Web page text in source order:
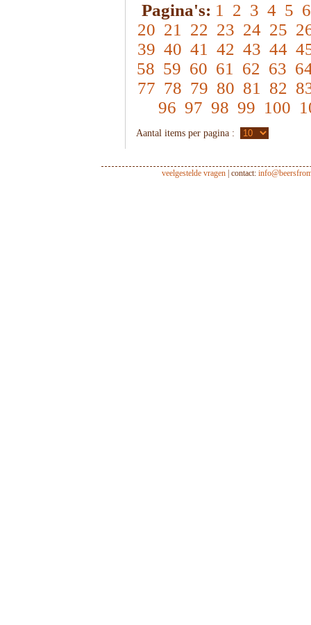
Pagina's: 1 2 3 4 5 6
20 21 22 23 24 25
39 40 41 42 43 44
58 59 60 61 62 63
77 78 79 80 81 82
96 97 98 99 100
Aantal items per pagina :
veelgestelde vragen | contact: